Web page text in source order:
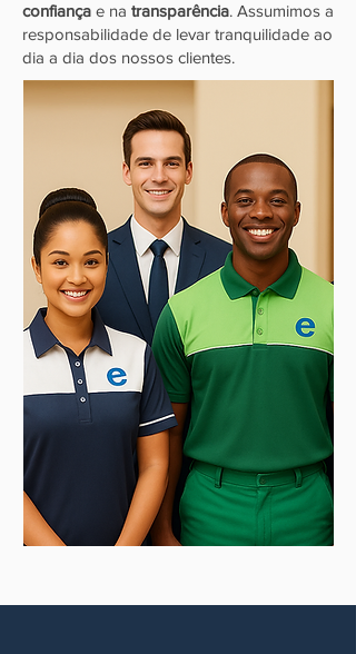
confiança e na transparência. Assumimos a
responsabilidade de levar tranquilidade ao
dia a dia dos nossos clientes.